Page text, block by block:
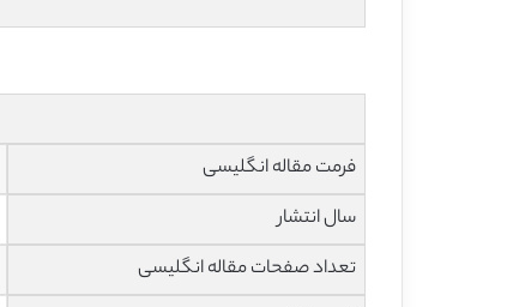
فرمت مقاله انگلیسی
سال انتشار
تعداد صفحات مقاله انگلیسی